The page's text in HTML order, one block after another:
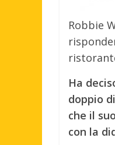
Robbie
Ha
doppio
che il
con la